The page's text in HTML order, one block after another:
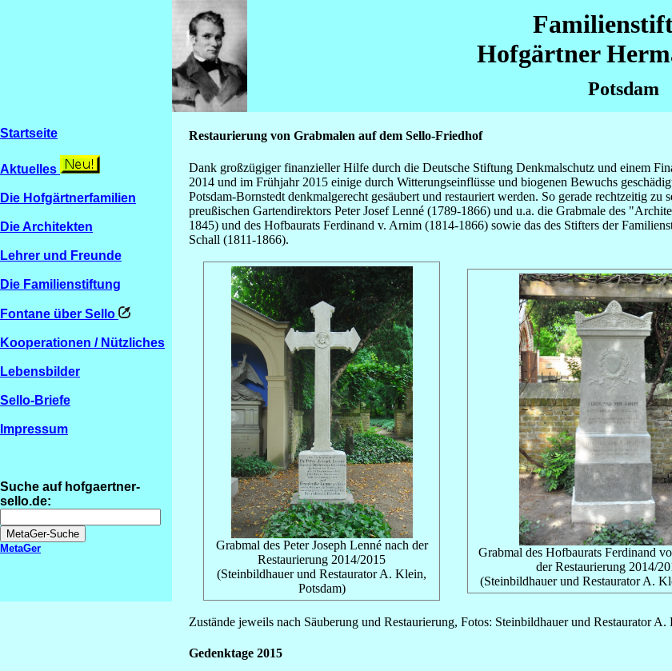
Hofgärtner
Potsdam
Startseite
Aktuelles
Die Hofgärtnerfamilien
Die Architekten
Lehrer und Freunde
Die Familienstiftung
Fontane über Sello
Kooperationen / Nützliches
Lebensbilder
Sello-Briefe
Impressum
Suche auf hofgaertner-
sello.de:
MetaGer
Restaurierung von Grabmalen auf dem Sello-Friedhof
Dank großzügiger finanzieller Hilfe durch die Deutsche Stiftung Denkmalschutz und einem
2014 und im Frühjahr 2015 einige durch Witterungseinflüsse und biogenen Bewuchs
Potsdam-Bornstedt denkmalgerecht gesäubert und restauriert werden. So gerade rechtzeitig
preußischen Gartendirektors Peter Josef Lenné (1789-1866) und u.a. die Grabmale des
1845) und des Hofbaurats Ferdinand v. Arnim (1814-1866) sowie das des Stifters der
Schall (1811-1866).
Grabmal des Peter Joseph Lenné nach der
Restaurierung 2014/2015
(Steinbildhauer und Restaurator A. Klein,
Potsdam)
Grabmal des Hofbaurats Ferdinand
der Restaurierung 2014/
(Steinbildhauer und Restaurator A.
Zustände jeweils nach Säuberung und Restaurierung, Fotos: Steinbildhauer und Restaurator A.
Gedenktage 2015